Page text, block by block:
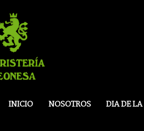
INICIO NOSOTROS DIA DE